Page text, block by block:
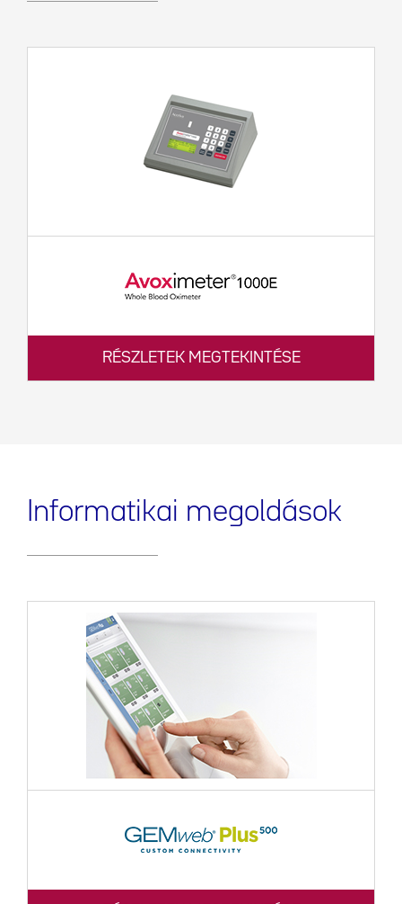
RÉSZLETEK MEGTEKINTÉSE
Informatikai megoldások